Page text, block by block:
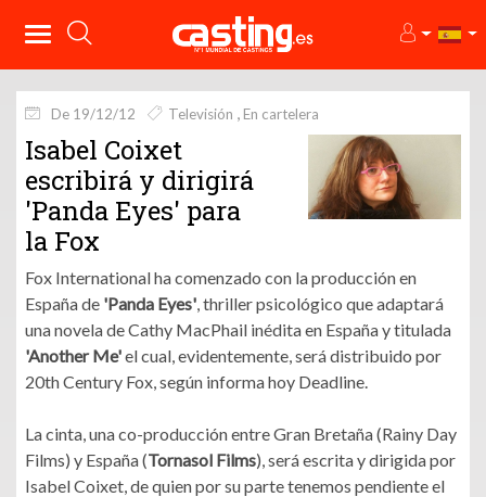
De 19/12/12 Televisión En cartelera
Isabel Coixet
escribirá y dirigirá
'Panda Eyes' para
la Fox
Fox International ha comenzado con la producción en
España de 'Panda Eyes', thriller psicológico que adaptará
una novela de Cathy MacPhail inédita en España y titulada
'Another Me'el cual, evidentemente, será distribuido por
20th Century Fox, según informa hoy Deadline.
La cinta, una co-producción entre Gran Bretaña (Rainy Day
Films) y España (Tornasol Films), será escrita y dirigida por
Isabel Coixet, de quien por su parte tenemos pendiente el